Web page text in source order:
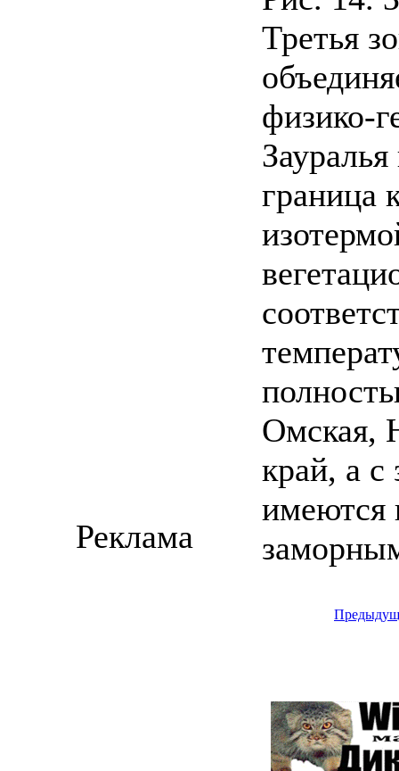
Третья
физико-
граница
Омская,
край, а с
имеются
Реклама